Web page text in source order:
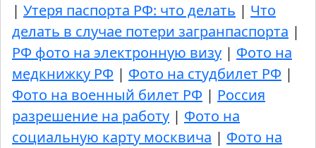
| Утеря паспорта РФ: что делать | Что
делать в случае потери загранпаспорта |
РФ фото на электронную визу | Фото на
медкнижку РФ | Фото на студбилет РФ |
Фото на военный билет РФ | Россия
разрешение на работу | Фото на
социальную карту москвича | Фото на